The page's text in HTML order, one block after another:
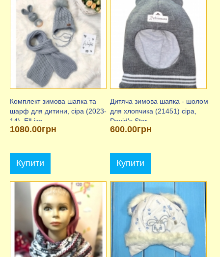
Комплект зимова шапка та
шарф для дитини, сіра (2023-
14), ElLize
1080.00грн
Купити
Дитяча зимова шапка - шолом
для хлопчика (21451) сіра,
David's Star
600.00грн
Купити